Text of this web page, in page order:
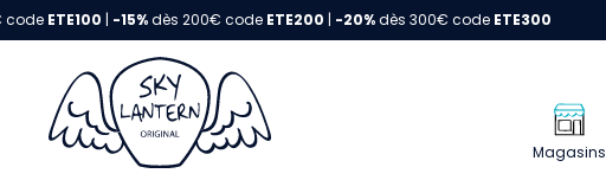
code ETE100 | -15%dès 200€ code ETE200 | -20%dès 300€ code ETE300
Magasins